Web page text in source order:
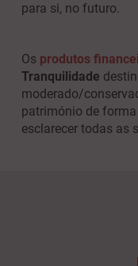
para si, no futuro.
Os produtos
Tranquilidade
moderado/
património de forma
esclarecer todas as